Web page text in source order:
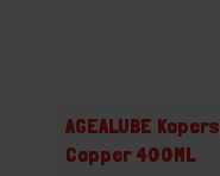
AGEALUBE
Copper 400ML